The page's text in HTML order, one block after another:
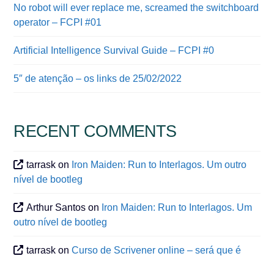
No robot will ever replace me, screamed the switchboard
operator – FCPI #01
Artificial Intelligence Survival Guide – FCPI #0
5″ de atenção – os links de 25/02/2022
RECENT COMMENTS
tarrask on Iron Maiden: Run to Interlagos. Um outro
nível de bootleg
Arthur Santos on Iron Maiden: Run to Interlagos. Um
outro nível de bootleg
tarrask onCurso de Scrivener online – será que é